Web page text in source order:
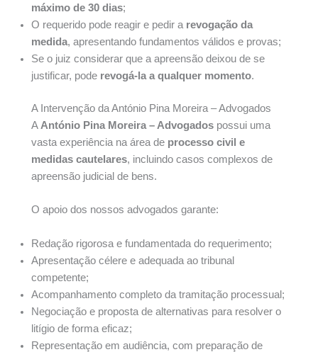
máximo de 30 dias;
O requerido pode reagir e pedir a revogação da
medida, apresentando fundamentos válidos e provas;
Se o juiz considerar que a apreensão deixou de se
justificar, pode revogá-la a qualquer momento.
A Intervenção da António Pina Moreira – Advogados
A António Pina Moreira – Advogados possui uma
vasta experiência na área de processo civil e
medidas cautelares, incluindo casos complexos de
apreensão judicial de bens.
O apoio dos nossos advogados garante:
Redação rigorosa e fundamentada do requerimento;
Apresentação célere e adequada ao tribunal
competente;
Acompanhamento completo da tramitação processual;
Negociação e proposta de alternativas para resolver o
litígio de forma eficaz;
Representação em audiência, com preparação de